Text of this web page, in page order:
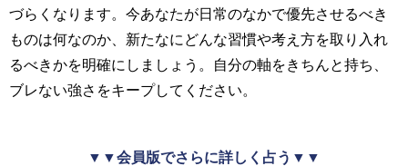
づらくなります。今あなたが日常のなかで優先させるべき
ものは何なのか、新たなにどんな習慣や考え方を取り入れ
るべきかを明確にしましょう。自分の軸をきちんと持ち、
ブレない強さをキープしてください。
▼▼会員版でさらに詳しく占う▼▼